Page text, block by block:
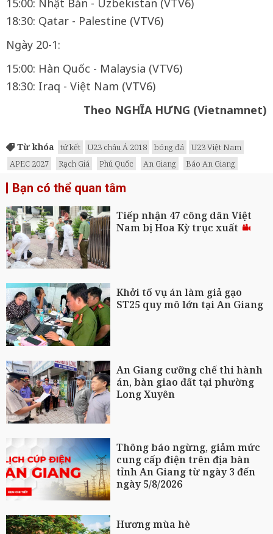
18:30: Qatar - Palestine (VTV6)
Ngày 20-1:
15:00: Hàn Quốc - Malaysia (VTV6)
18:30: Iraq - Việt Nam (VTV6)
Theo NGHĨA HƯNG (Vietnamnet)
Từ khóa tứ kết U23 châu Á 2018 bóng đá
U23 Việt Nam
APEC 2027
Rạch Giá Phú Quốc An Giang Báo An Giang
Bạn có thể quan tâm
Tiếp nhận 47 công dân Việt
Nam bị Hoa Kỳ trục xuất
Khởi tố vụ án làm giả gạo
ST25 quy mô lớn tại An Giang
An Giang cưỡng chế thi hành
án, bàn giao đất tại phường
Long Xuyên
Thông báo ngừng, giảm mức
cung cấp điện trên địa bàn
tỉnh An Giang từ ngày 3 đến
ngày 5/8/2026
Hương mùa hè